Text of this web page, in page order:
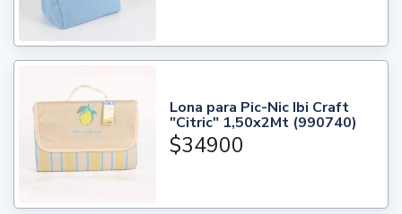
Lona para Pic-Nic Ibi Craft
"Citric" 1,50x2Mt (990740)
$34900